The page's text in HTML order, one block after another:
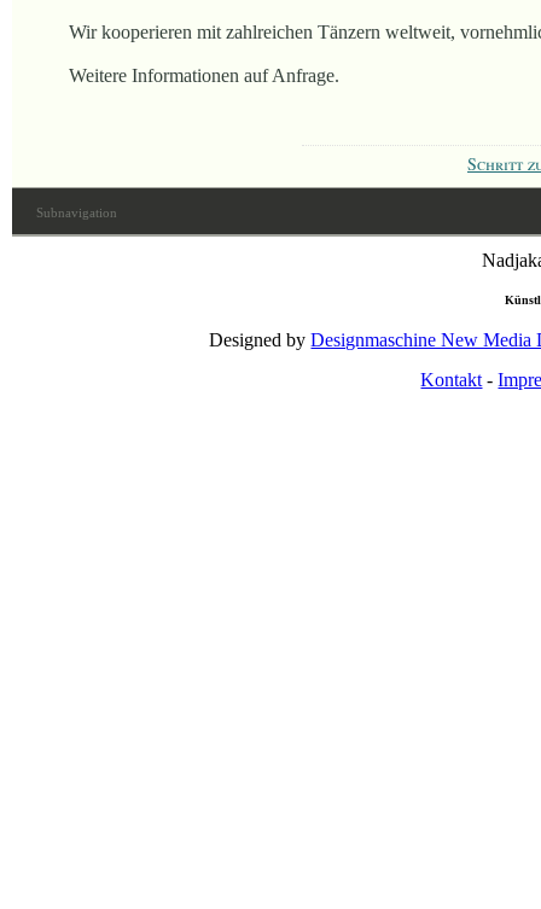
Wir kooperieren mit zahlreichen Tänzern weltweit,
Weitere Informationen auf Anfrage.
Schritt
Subnavigation
Designed byDesignmaschine New Media
Kontakt -